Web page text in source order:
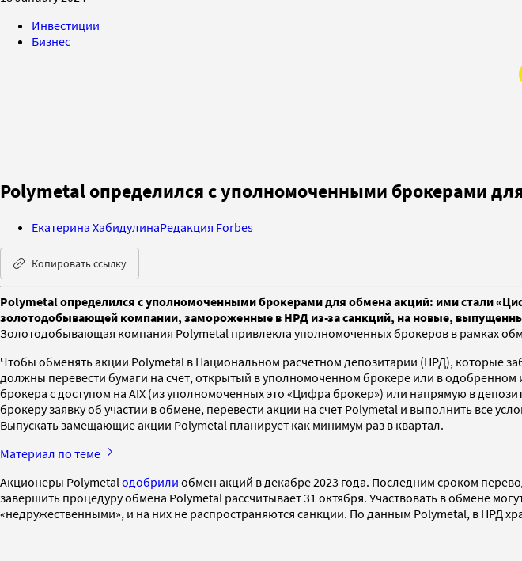
Инвестиции
Бизнес
Polymetal определился с уполномоченными брокерами
Екатерина ХабидулинаРедакция Forbes
Копировать ссылку
Polymetal определился с уполномоченными брокерами для обмена акций: ими стали
золотодобывающей компании, замороженные в НРД из-за санкций, на новые,
Золотодобывающая компания Polymetal привлекла уполномоченных брокеров в рамках
Чтобы обменять акции Polymetal в Национальном расчетном депозитарии (НРД), которые
должны перевести бумаги на счет, открытый в уполномоченном брокере или в
брокера с доступом на AIX (из уполномоченных это «Цифра брокер») или напрямую в
брокеру заявку об участии в обмене, перевести акции на счет Polymetal и выполнить все
Выпускать замещающие акции Polymetal планирует как минимум раз в квартал.
Материал по теме
Акционеры Polymetal одобрили обмен акций в декабре 2023 года. Последним сроком
завершить процедуру обмена Polymetal рассчитывает 31 октября. Участвовать в обмене
«недружественными», и на них не распространяются санкции. По данным Polymetal, в НРД